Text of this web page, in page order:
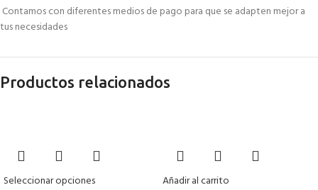
Contamos con diferentes medios de pago para que se adapten mejor a
tus necesidades
Productos relacionados
Seleccionar opciones Añadir al carrito